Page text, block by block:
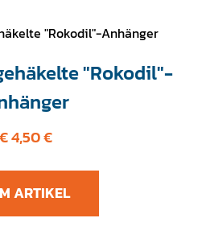
"Rokodil"-
€ 4,50 €
ARTIKEL